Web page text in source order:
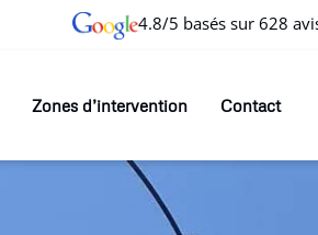
4.8/5 basés sur 628
Zones d’intervention Contact